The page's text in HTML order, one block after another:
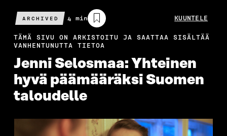
ARCHIVED
Arvioitu
lukuaika
4 min KUUNTELE
TÄMÄ SIVU ON ARKISTOITU JA SAATTAA SISÄLTÄÄ
VANHENTUNUTTA TIETOA
Jenni Selosmaa: Yhteinen
hyvä päämääräksi Suomen
taloudelle